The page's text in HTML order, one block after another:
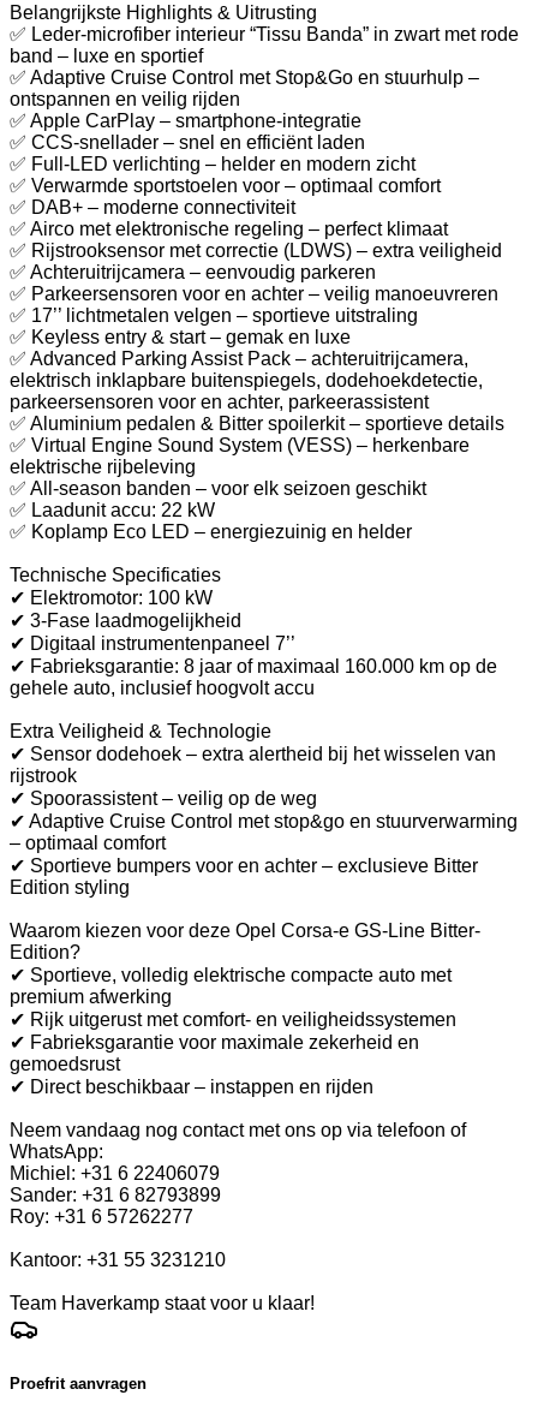
Belangrijkste Highlights & Uitrusting
✅ Leder-microfiber interieur “Tissu Banda” in zwart met rode
band – luxe en sportief
✅ Adaptive Cruise Control met Stop&Go en stuurhulp –
ontspannen en veilig rijden
✅ Apple CarPlay – smartphone-integratie
✅ CCS-snellader – snel en efficiënt laden
✅ Full-LED verlichting – helder en modern zicht
✅ Verwarmde sportstoelen voor – optimaal comfort
✅ DAB+ – moderne connectiviteit
✅ Airco met elektronische regeling – perfect klimaat
✅ Rijstrooksensor met correctie (LDWS) – extra veiligheid
✅ Achteruitrijcamera – eenvoudig parkeren
✅ Parkeersensoren voor en achter – veilig manoeuvreren
✅ 17’’ lichtmetalen velgen – sportieve uitstraling
✅ Keyless entry & start – gemak en luxe
✅ Advanced Parking Assist Pack – achteruitrijcamera,
elektrisch inklapbare buitenspiegels, dodehoekdetectie,
parkeersensoren voor en achter, parkeerassistent
✅ Aluminium pedalen & Bitter spoilerkit – sportieve details
✅ Virtual Engine Sound System (VESS) – herkenbare
elektrische rijbeleving
✅ All-season banden – voor elk seizoen geschikt
✅ Laadunit accu: 22 kW
✅ Koplamp Eco LED – energiezuinig en helder
Technische Specificaties
✔ Elektromotor: 100 kW
✔ 3-Fase laadmogelijkheid
✔ Digitaal instrumentenpaneel 7’’
✔ Fabrieksgarantie: 8 jaar of maximaal 160.000 km op de
gehele auto, inclusief hoogvolt accu
Extra Veiligheid & Technologie
✔ Sensor dodehoek – extra alertheid bij het wisselen van
rijstrook
✔ Spoorassistent – veilig op de weg
✔ Adaptive Cruise Control met stop&go en stuurverwarming
– optimaal comfort
✔ Sportieve bumpers voor en achter – exclusieve Bitter
Edition styling
Waarom kiezen voor deze Opel Corsa-e GS-Line Bitter-
Edition?
✔ Sportieve, volledig elektrische compacte auto met
premium afwerking
✔ Rijk uitgerust met comfort- en veiligheidssystemen
✔ Fabrieksgarantie voor maximale zekerheid en
gemoedsrust
✔ Direct beschikbaar – instappen en rijden
Neem vandaag nog contact met ons op via telefoon of
WhatsApp:
Michiel: +31 6 22406079
Sander: +31 6 82793899
Roy: +31 6 57262277
Kantoor: +31 55 3231210
Team Haverkamp staat voor u klaar!
Proefrit aanvragen